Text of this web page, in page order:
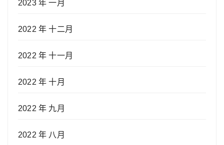
2023 年 一月
2022 年 十二月
2022 年 十一月
2022 年 十月
2022 年 九月
2022 年 八月